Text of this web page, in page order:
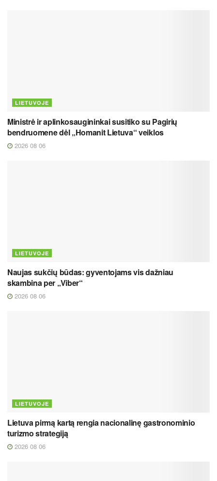
LIETUVOJE
Ministrė ir aplinkosaugininkai susitiko su Pagirių
bendruomene dėl „Homanit Lietuva“ veiklos
2026 08 06
LIETUVOJE
Naujas sukčių būdas: gyventojams vis dažniau
skambina per „Viber“
2026 08 06
LIETUVOJE
Lietuva pirmą kartą rengia nacionalinę gastronominio
turizmo strategiją
2026 08 06